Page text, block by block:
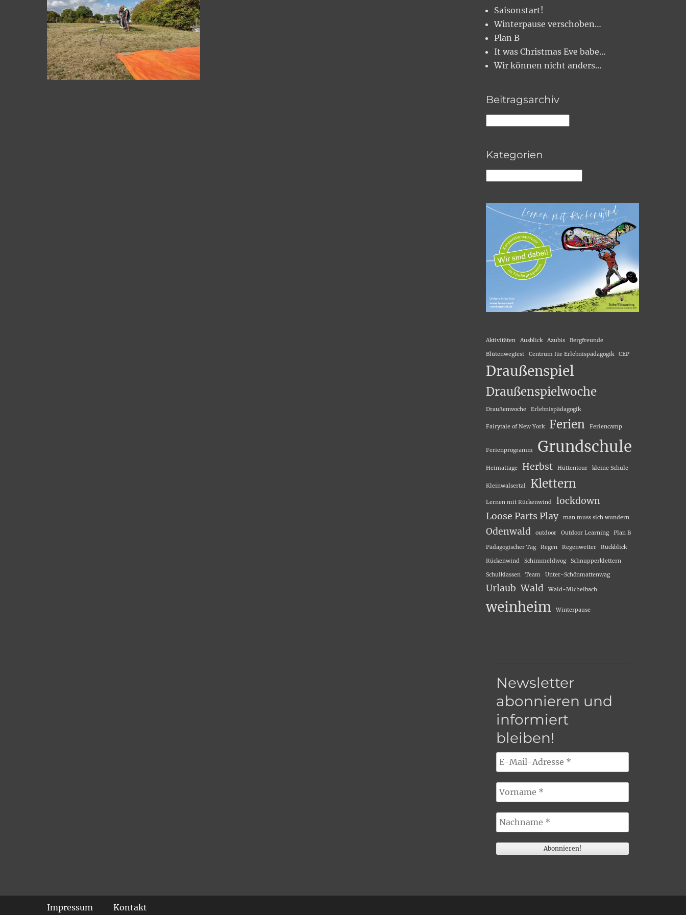
Saisonstart!
Winterpause verschoben…
Plan B
It was Christmas Eve babe…
Wir können nicht anders…
Beitragsarchiv
Kategorien
Aktivitäten Ausblick Azubis Bergfreunde
Blütenwegfest Centrum für Erlebnispädagogik CEP
Draußenspiel
Draußenspielwoche
Draußenwoche Erlebnispädagogik
Fairytale of New York Ferien Feriencamp
Ferienprogramm Grundschule
Heimattage Herbst Hüttentour kleine Schule
Kleinwalsertal Klettern
Lernen mit Rückenwind
lockdown
Loose Parts Play
man muss sich wundern
Odenwald outdoor Outdoor Learning Plan B
Pädagogischer Tag Regen Regenwetter Rückblick
Rückenwind Schimmeldwog Schnupperklettern
Schulklassen Team Unter-Schönmattenwag
Urlaub Wald Wald-Michelbach
weinheim Winterpause
Newsletter
abonnieren und
informiert
bleiben!
Footer-Menü
Impressum Kontakt